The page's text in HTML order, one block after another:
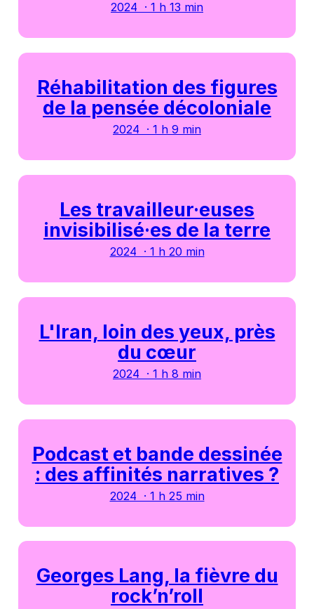
2024 · 1 h 13 min
Réhabilitation des figures
de la pensée décoloniale
2024 · 1 h 9 min
Les travailleur·euses
invisibilisé·es de la terre
2024 · 1 h 20 min
L'Iran, loin des yeux, près
du cœur
2024 · 1 h 8 min
Podcast et bande dessinée
: des affinités narratives ?
2024 · 1 h 25 min
Georges Lang, la fièvre du
rock’n’roll